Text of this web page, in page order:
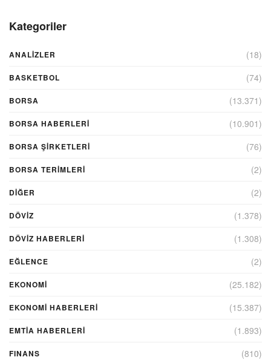
Kategoriler
ANALIZLER (18)
BASKETBOL (74)
BORSA (13.371)
BORSA HABERLERI (10.901)
BORSA ŞIRKETLERI (76)
BORSA TERIMLERI (2)
DIĞER (2)
DÖVİZ (1.378)
DÖVIZ HABERLERI (1.308)
EĞLENCE (2)
EKONOMİ (25.182)
EKONOMI HABERLERI (15.387)
EMTIA HABERLERI (1.893)
FINANS (810)